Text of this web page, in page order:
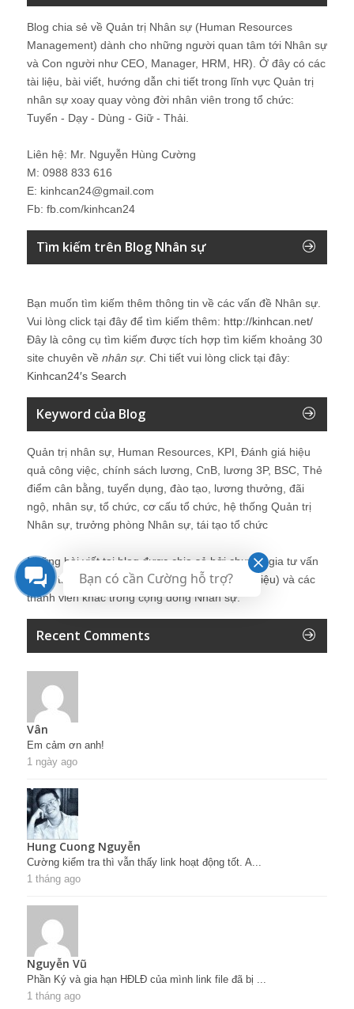
Blog chia sẻ về Quản trị Nhân sự (Human Resources
Management) dành cho những người quan tâm tới Nhân sự
và Con người như CEO, Manager, HRM, HR). Ở đây có các
tài liệu, bài viết, hướng dẫn chi tiết trong lĩnh vực Quản trị
nhân sự xoay quay vòng đời nhân viên trong tổ chức:
Tuyển - Dạy - Dùng - Giữ - Thải.
Liên hệ: Mr. Nguyễn Hùng Cường
M: 0988 833 616
E: kinhcan24@gmail.com
Fb: fb.com/kinhcan24
Tìm kiếm trên Blog Nhân sự
Bạn muốn tìm kiếm thêm thông tin về các vấn đề Nhân sự
Vui lòng click tại đây để tìm kiếm thêm: http://kinhcan.net/
Đây là công cụ tìm kiếm được tích hợp tìm kiếm khoảng 30
site chuyên về nhân sự. Chi tiết vui lòng click tại đây:
Kinhcan24′s Search
Keyword của Blog
Quản trị nhân sự, Human Resources, KPI, Đánh giá hiệu
quả công việc, chính sách lương, CnB, lương 3P, BSC, Thẻ
điểm cân bằng, tuyển dụng, đào tạo, lương thưởng, đãi
ngộ, nhân sự, tổ chức, cơ cấu tổ chức, hệ thống Quản trị
Nhân sự, trưởng phòng Nhân sự, tái tạo tổ chức
Những bài viết tại blog được chia sẻ bởi chuyên gia tư vấn
Quản trị Nhân sự Nguyễn Hùng Cường (giới thiệu) và các
thành viên khác trong cộng đồng Nhân sự.
Recent Comments
Vân
Em cảm ơn anh!
1 ngày ago
Hung Cuong Nguyễn
Cường kiểm tra thì vẫn thấy link hoạt động tốt. A...
1 tháng ago
Nguyễn Vũ
Phần Ký và gia hạn HĐLĐ của mình link file đã bị ...
1 tháng ago
Bạn có cần Cường hỗ trợ?